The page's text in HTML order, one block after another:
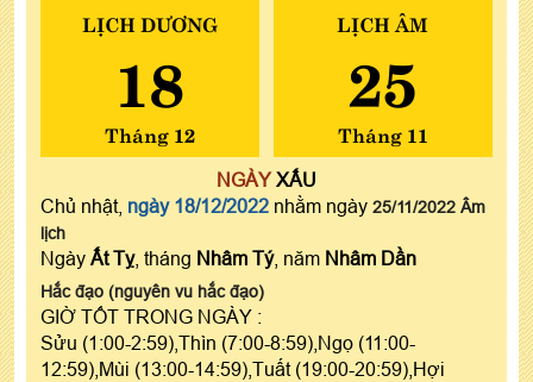
LỊCH DƯƠNG
18
Tháng 12
LỊCH ÂM
25
Tháng 11
NGÀYXẤU
Chủ nhật, ngày 18/12/2022 nhằm ngày 25/11/2022 Âm
lịch
Ngày Ất Tỵ, tháng Nhâm Tý, năm Nhâm Dần
Hắc đạo (nguyên vu hắc đạo)
GIỜ TỐT TRONG NGÀY :
Sửu (1:00-2:59),Thìn (7:00-8:59),Ngọ (11:00-
12:59),Mùi (13:00-14:59),Tuất (19:00-20:59),Hợi